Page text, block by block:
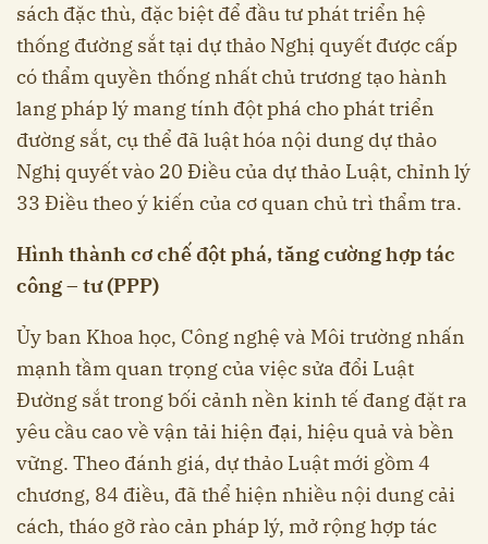
sách đặc thù, đặc biệt để đầu tư phát triển hệ
thống đường sắt tại dự thảo Nghị quyết được cấp
có thẩm quyền thống nhất chủ trương tạo hành
lang pháp lý mang tính đột phá cho phát triển
đường sắt, cụ thể đã luật hóa nội dung dự thảo
Nghị quyết vào 20 Điều của dự thảo Luật, chỉnh lý
33 Điều theo ý kiến của cơ quan chủ trì thẩm tra.
Hình thành cơ chế đột phá, tăng cường hợp tác
công – tư (PPP)
Ủy ban Khoa học, Công nghệ và Môi trường nhấn
mạnh tầm quan trọng của việc sửa đổi Luật
Đường sắt trong bối cảnh nền kinh tế đang đặt ra
yêu cầu cao về vận tải hiện đại, hiệu quả và bền
vững. Theo đánh giá, dự thảo Luật mới gồm 4
chương, 84 điều, đã thể hiện nhiều nội dung cải
cách, tháo gỡ rào cản pháp lý, mở rộng hợp tác